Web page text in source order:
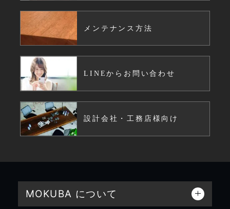
メンテナンス方法
LINEからお問い合わせ
設計会社・工務店様向け
MOKUBA について